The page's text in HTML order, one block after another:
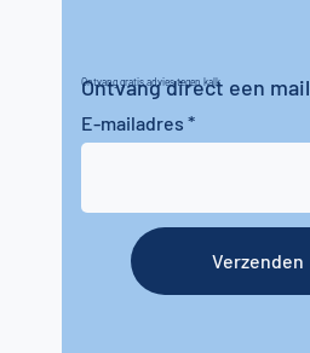
Ontvang gratis advies tegen kalk
Ontvang direct een mail
E-mailadres
Verzenden